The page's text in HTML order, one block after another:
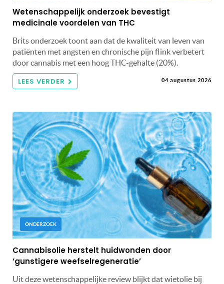
Wetenschappelijk onderzoek bevestigt
medicinale voordelen van THC
Brits onderzoek toont aan dat de kwaliteit van leven van
patiënten met angsten en chronische pijn flink verbetert
door cannabis met een hoog THC-gehalte (20%).
LEES VERDER 04 augustus 2026
ONDERZOEK
Cannabisolie herstelt huidwonden door
‘gunstigere weefselregeneratie’
Uit deze wetenschappelijke review blijkt dat wietolie bij